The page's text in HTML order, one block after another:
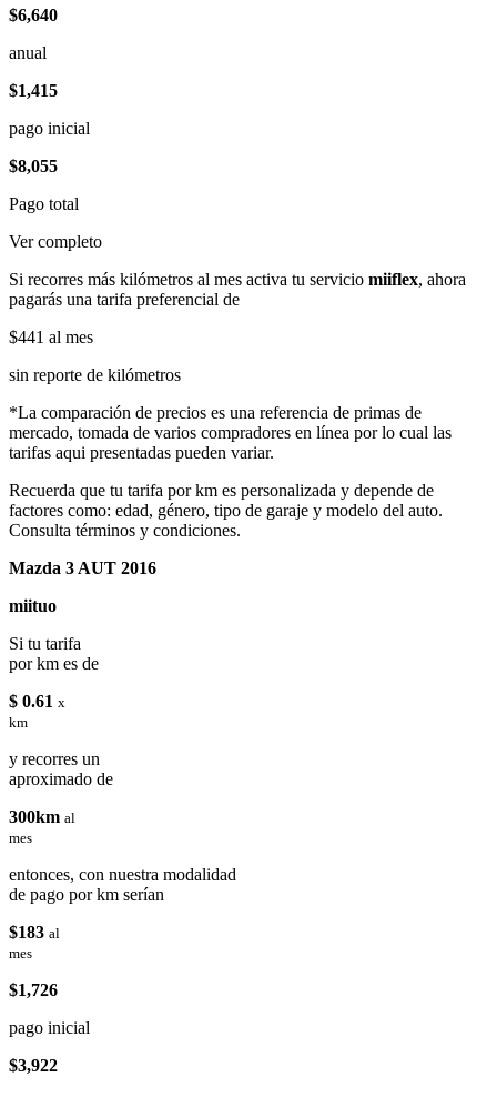
$6,640
anual
$1,415
pago inicial
$8,055
Pago total
Ver completo
Si recorres más kilómetros al mes activa tu servicio miiflex, ahora
pagarás una tarifa preferencial de
$441 al mes
sin reporte de kilómetros
*La comparación de precios es una referencia de primas de
mercado, tomada de varios compradores en línea por lo cual las
tarifas aqui presentadas pueden variar.
Recuerda que tu tarifa por km es personalizada y depende de
factores como: edad, género, tipo de garaje y modelo del auto.
Consulta términos y condiciones.
Mazda 3 AUT 2016
miituo
Si tu tarifa
por km es de
$ 0.61 x
km
y recorres un
aproximado de
300km al
mes
entonces, con nuestra modalidad
de pago por km serían
$183 al
mes
$1,726
pago inicial
$3,922